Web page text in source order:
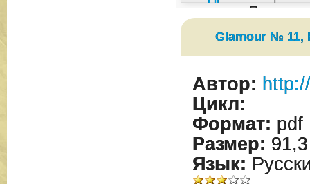
Glamour № 11,
Автор:
Цикл:
Формат: pdf
Размер:
Язык: